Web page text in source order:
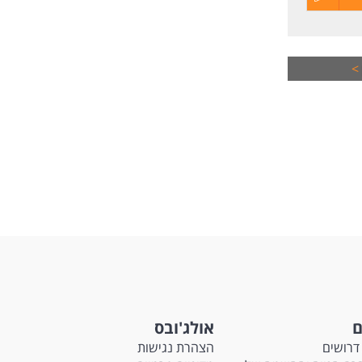
>
אולג'ובס
הצהרת נגישות